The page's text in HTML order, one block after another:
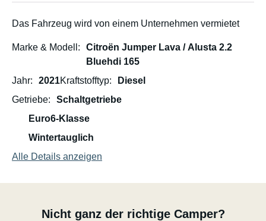
Das Fahrzeug wird von einem Unternehmen vermietet
Marke & Modell
Citroën Jumper Lava / Alusta 2.2
Bluehdi 165
Jahr
2021Kraftstofftyp
Diesel
Getriebe
Schaltgetriebe
Euro6-Klasse
Wintertauglich
Alle Details anzeigen
Nicht ganz der richtige Camper?